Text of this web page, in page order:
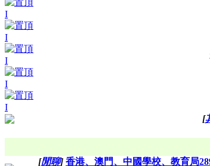
[
[閒聊] 香港、澳門、中國學校、教育局